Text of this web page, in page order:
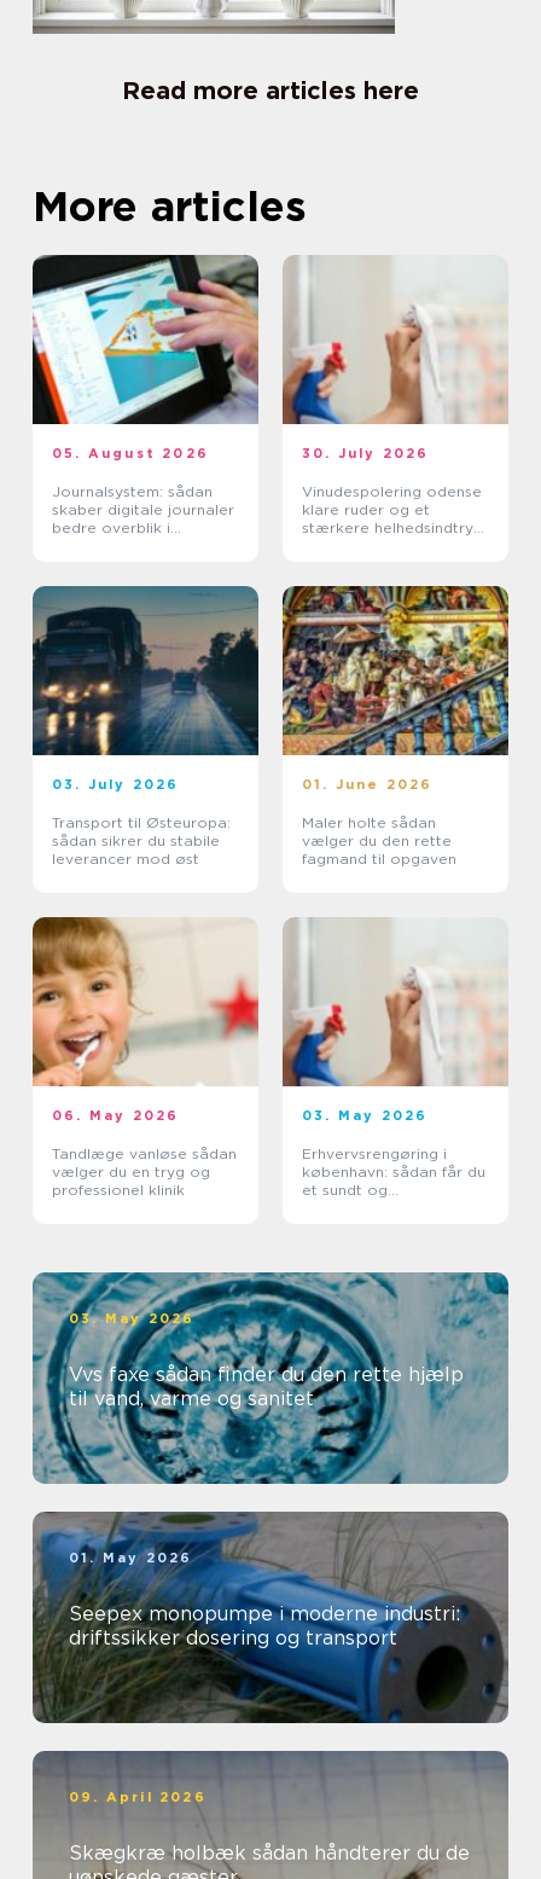
Read more articles here
More articles
05. August 2026
Journalsystem: sådan
skaber digitale journaler
bedre overblik i
30. July 2026
Vinudespolering odense
klare ruder og et
stærkere helhedsindtryk
03. July 2026
Transport til Østeuropa:
sådan sikrer du stabile
leverancer mod øst
01. June 2026
Maler holte sådan
vælger du den rette
fagmand til opgaven
06. May 2026
Tandlæge vanløse sådan
vælger du en tryg og
professionel klinik
03. May 2026
Erhvervsrengøring i
københavn: sådan får du
et sundt og
03. May 2026
Vvs faxe sådan finder du den rette hjælp
til vand, varme og sanitet
01. May 2026
Seepex monopumpe i moderne industri:
driftssikker dosering og transport
09. April 2026
Skægkræ holbæk sådan håndterer du de